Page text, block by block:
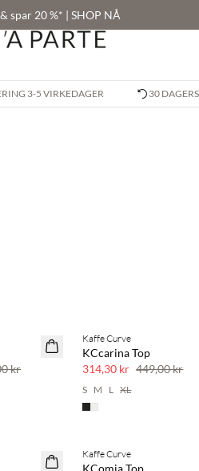
spar 20 %* | SHOP NÅ
3-5 VIRKEDAGER 30
kr
SAVE20
Kaffe Curve
KCcarina Top
314,30 kr 449,00 kr
S M L XL
SAVE20
Kaffe Curve
KComia Top